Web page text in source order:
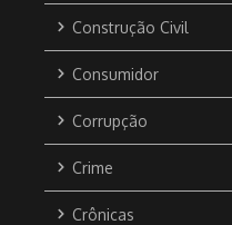
Construção Civil
Consumidor
Corrupção
Crime
Crônicas